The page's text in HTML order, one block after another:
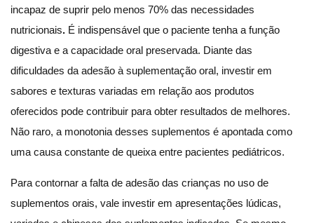
incapaz de suprir pelo menos 70% das necessidades
nutricionais. É indispensável que o paciente tenha a função
digestiva e a capacidade oral preservada. Diante das
dificuldades da adesão à suplementação oral, investir em
sabores e texturas variadas em relação aos produtos
oferecidos pode contribuir para obter resultados de melhores.
Não raro, a monotonia desses suplementos é apontada como
uma causa constante de queixa entre pacientes pediátricos.
Para contornar a falta de adesão das crianças no uso de
suplementos orais, vale investir em apresentações lúdicas,